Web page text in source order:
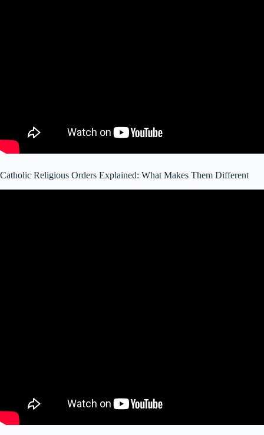
Catholic Religious Orders Explained: What Makes Them Different